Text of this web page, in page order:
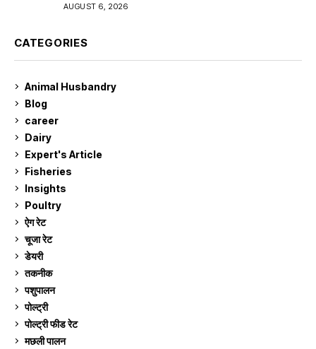
AUGUST 6, 2026
CATEGORIES
Animal Husbandry
Blog
career
Dairy
Expert's Article
Fisheries
Insights
Poultry
ऐग रेट
चूजा रेट
डेयरी
तकनीक
पशुपालन
पोल्ट्री
पोल्ट्री फीड रेट
मछली पालन